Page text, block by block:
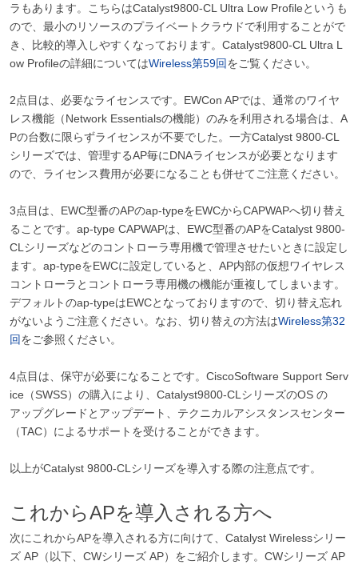
ラもあります。こちらはCatalyst9800-CL Ultra Low Profileというも
ので、最小のリソースのプライベートクラウドで利用することがで
き、比較的導入しやすくなっております。Catalyst9800-CL Ultra L
ow Profileの詳細についてはWireless第59回をご覧ください。
2点目は、必要なライセンスです。EWCon APでは、通常のワイヤ
レス機能（Network Essentialsの機能）のみを利用される場合は、A
Pの台数に限らずライセンスが不要でした。一方Catalyst 9800-CL
シリーズでは、管理するAP毎にDNAライセンスが必要となります
ので、ライセンス費用が必要になることも併せてご注意ください。
3点目は、EWC型番のAPのap-typeをEWCからCAPWAPへ切り替え
ることです。ap-type CAPWAPは、EWC型番のAPをCatalyst 9800-
CLシリーズなどのコントローラ専用機で管理させたいときに設定し
ます。ap-typeをEWCに設定していると、AP内部の仮想ワイヤレス
コントローラとコントローラ専用機の機能が重複してしまいます。
デフォルトのap-typeはEWCとなっておりますので、切り替え忘れ
がないようご注意ください。なお、切り替えの方法はWireless第32
回をご参照ください。
4点目は、保守が必要になることです。CiscoSoftware Support Serv
ice（SWSS）の購入により、Catalyst9800-CLシリーズのOS の
アップグレードとアップデート、テクニカルアシスタンスセンター
（TAC）によるサポートを受けることができます。
以上がCatalyst 9800-CLシリーズを導入する際の注意点です。
これからAPを導入される方へ
次にこれからAPを導入される方に向けて、Catalyst Wirelessシリー
ズ AP（以下、CWシリーズ AP）をご紹介します。CWシリーズ AP